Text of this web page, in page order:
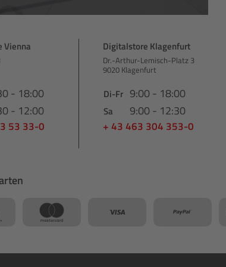
Vienna
- 18:00
- 12:00
53 33-0
Digitalstore Klagenfurt
Dr.-Arthur-Lemisch-Platz 3
9020 Klagenfurt
Di-Fr 9:00 - 18:00
Sa 9:00 - 12:30
+ 43 463 304 353-0